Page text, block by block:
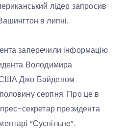
лідер запросив
в липні.
заперечили інформацію
Володимира
США Джо Байденом
серпня. Про це в
секретар президента
“Суспільне”.